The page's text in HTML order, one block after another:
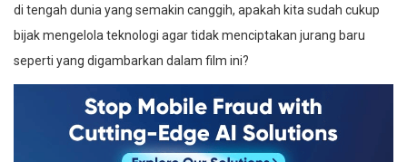
di tengah dunia yang semakin canggih, apakah kita sudah cukup
bijak mengelola teknologi agar tidak menciptakan jurang baru
seperti yang digambarkan dalam film ini?